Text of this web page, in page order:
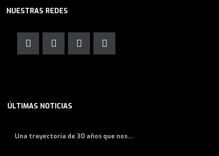
NUESTRAS REDES
ÚLTIMAS NOTICIAS
Una trayectoria de 30 años que nos...